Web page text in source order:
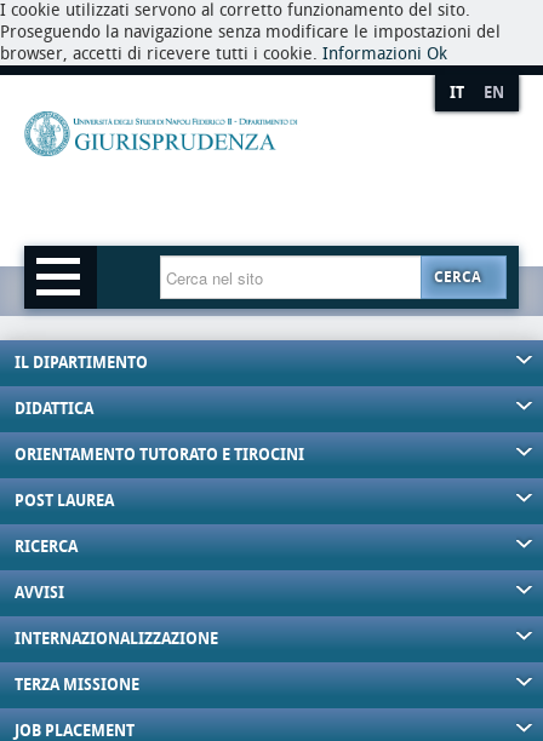
I cookie utilizzati servono al corretto funzionamento del sito.
Proseguendo la navigazione senza modificare le impostazioni del
browser, accetti di ricevere tutti i cookie. Informazioni Ok
IT EN
CERCA
IL DIPARTIMENTO
DIDATTICA
ORIENTAMENTO TUTORATO E TIROCINI
POST LAUREA
RICERCA
AVVISI
INTERNAZIONALIZZAZIONE
TERZA MISSIONE
JOB PLACEMENT